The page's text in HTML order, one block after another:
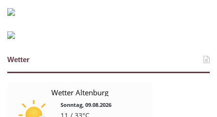
Wetter
Wetter Altenburg
Sonntag, 09.08.2026